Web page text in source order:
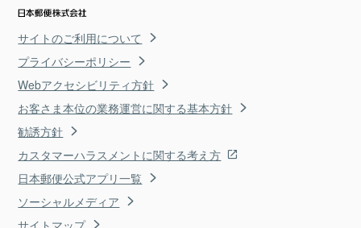
サイトのご利用について
プライバシーポリシー
Webアクセシビリティ方針
お客さま本位の業務運営に関する基本方針
勧誘方針
カスタマーハラスメントに関する考え方
日本郵便公式アプリ一覧
ソーシャルメディア